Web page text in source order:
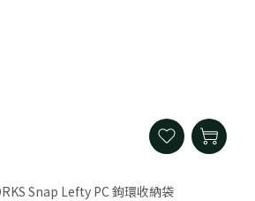
Snap Lefty PC 鉤環收納袋